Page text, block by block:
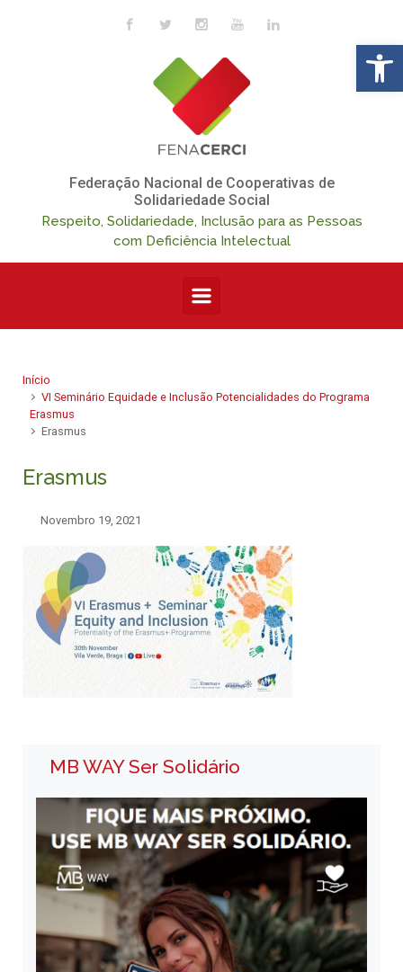
Skip to main content
Federação Nacional de Cooperativas de
Solidariedade Social
Respeito, Solidariedade, Inclusão para as Pessoas
com Deficiência Intelectual
Início
VI Seminário Equidade e Inclusão Potencialidades do Programa
Erasmus
Erasmus
Erasmus
Novembro 19, 2021
MB WAY Ser Solidário